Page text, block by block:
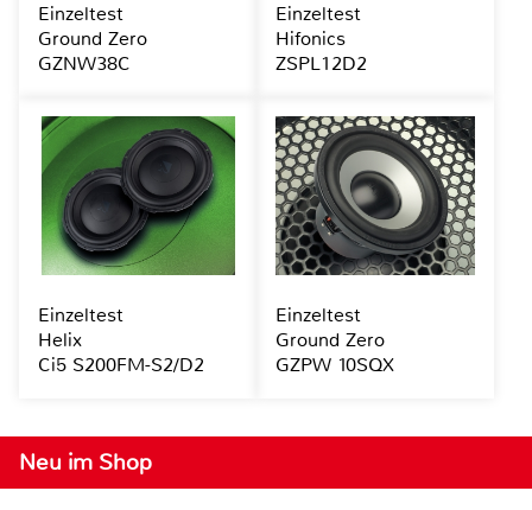
Neu im Shop
Einzeltest
Ground Zero
GZNW38C
Einzeltest
Hifonics
ZSPL12D2
Einzeltest
Helix
Ci5 S200FM-S2/D2
Einzeltest
Ground Zero
GZPW 10SQX